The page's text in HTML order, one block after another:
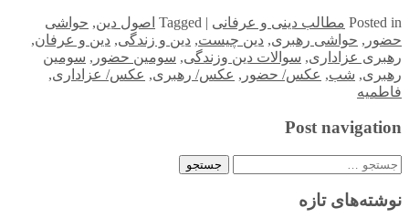
Posted in مطالب دینی و عرفانی |
Tagged اصول دین, حواشی
حضور , حواشی رهبری, دین چیست, دین و زندگی, دین و عرفان,
رهبری عزاداری, سوالات دین وزندگی, سومین حضور , سومین
رهبری, شب, عکس/ حضور , عکس/ رهبری, عکس/ عزاداری,
فاطمیه
Post navigation
جستجو
نوشته‌های تازه